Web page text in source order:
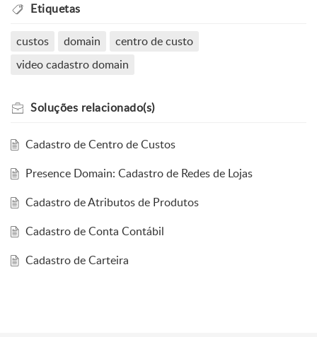
Etiquetas
custos domain
centro de custo
video cadastro domain
Soluções relacionado(s)
Cadastro de Centro de Custos
Presence Domain: Cadastro de Redes de Lojas
Cadastro de Atributos de Produtos
Cadastro de Conta Contábil
Cadastro de Carteira